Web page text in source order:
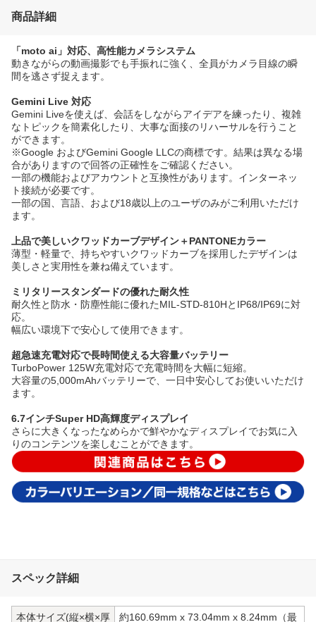
商品詳細
「moto ai」対応、高性能カメラシステム
動きながらの動画撮影でも手振れに強く、全員がカメラ目線の瞬
間を逃さず捉えます。
Gemini Live 対応
Gemini Liveを使えば、会話をしながらアイデアを練ったり、複雑
なトピックを簡素化したり、大事な面接のリハーサルを行うこと
ができます。
※Google およびGemini Google LLCの商標です。結果は異なる場
合がありますので回答の正確性をご確認ください。
一部の機能およびアカウントと互換性があります。インターネッ
ト接続が必要です。
一部の国、言語、および18歳以上のユーザのみがご利用いただけ
ます。
上品で美しいクワッドカーブデザイン＋PANTONEカラー
薄型・軽量で、持ちやすいクワッドカーブを採用したデザインは
美しさと実用性を兼ね備えています。
ミリタリースタンダードの優れた耐久性
耐久性と防水・防塵性能に優れたMIL-STD-810HとIP68/IP69に対
応。
幅広い環境下で安心して使用できます。
超急速充電対応で長時間使える大容量バッテリー
TurboPower 125W充電対応で充電時間を大幅に短縮。
大容量の5,000mAhバッテリーで、一日中安心してお使いいただけ
ます。
6.7インチSuper HD高輝度ディスプレイ
さらに大きくなったなめらかで鮮やかなディスプレイでお気に入
りのコンテンツを楽しむことができます。
スペック詳細
本体サイズ(縦×横×厚 約160.69mm x 73.04mm x 8.24mm（最